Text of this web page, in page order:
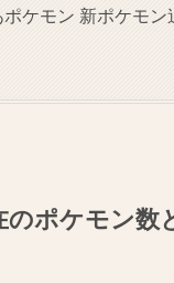
ケモン 新ポケモン
ポケモン数